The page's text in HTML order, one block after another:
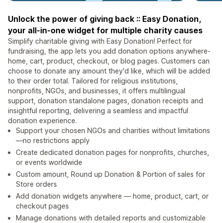
Unlock the power of giving back :: Easy Donation,
your all-in-one widget for multiple charity causes
Simplify charitable giving with Easy Donation! Perfect for
fundraising, the app lets you add donation options anywhere-
home, cart, product, checkout, or blog pages. Customers can
choose to donate any amount they'd like, which will be added
to their order total. Tailored for religious institutions,
nonprofits, NGOs, and businesses, it offers multilingual
support, donation standalone pages, donation receipts and
insightful reporting, delivering a seamless and impactful
donation experience.
Support your chosen NGOs and charities without limitations
—no restrictions apply
Create dedicated donation pages for nonprofits, churches,
or events worldwide
Custom amount, Round up Donation & Portion of sales for
Store orders
Add donation widgets anywhere — home, product, cart, or
checkout pages
Manage donations with detailed reports and customizable